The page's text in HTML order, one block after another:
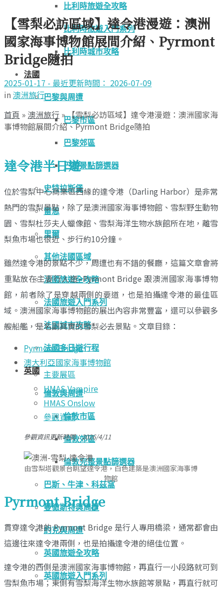
比利時旅遊全攻略
比利時旅遊入門系列
比利時城市攻略
法國
巴黎與周遭
巴黎市區
巴黎郊區
巴黎景點篩選器
史特拉斯堡
雷恩
里爾
其他法國區域
法國旅遊全攻略
法國旅遊入門系列
法國城市攻略
法國多日遊行程
英國
倫敦與周遭
倫敦市區
倫敦郊區
倫敦完整景點篩選器
巴斯、牛津、科茲窩
曼徹斯特與周遭
約克與周遭
英國旅遊全攻略
英國旅遊入門系列
【雪梨必訪區域】達令港漫遊：澳洲
國家海事博物館展間介紹、Pyrmont
Bridge隨拍
2025-01-17 - 最近更新時間： 2026-07-09
in 澳洲旅行
首頁 » 澳洲旅行 »【雪梨必訪區域】達令港漫遊：澳洲國家海
事博物館展間介紹、Pyrmont Bridge隨拍
達令港半日遊
位於雪梨中心商業區西緣的達令港（Darling Harbor）是非常
熱門的雪梨景點，除了是澳洲國家海事博物館、雪梨野生動物
園、雪梨杜莎夫人蠟像館、雪梨海洋生物水族館所在地，離雪
梨魚市場也很近、步行約10分鐘。
雖然達令港的景點不少，周遭也有不錯的餐廳，這篇文章會將
重點放在主要行人道–Pyrmont Bridge 跟澳洲國家海事博物
館，前者除了是穿越兩側的要道，也是拍攝達令港的最佳區
域。澳洲國家海事博物館的展出內容非常豐富，還可以參觀多
艘船艦，是名副其實的雪梨必去景點。文章目錄：
Pyrmont Bridge
澳大利亞國家海事博物館
主要展區
HMAS Vampire
HMAS Onslow
參觀資訊
參觀資訊更新時間：2026/4/11
由雪梨塔觀景台眺望達令港，白色建築是澳洲國家海事博
物館
Pyrmont Bridge
貫穿達令港的 Pyrmont Bridge 是行人專用橋梁，通常都會由
這邊往來達令港兩側，也是拍攝達令港的絕佳位置。
達令港的西側是澳洲國家海事博物館，再直行一小段路就可到
雪梨魚市場；東側有雪梨海洋生物水族館等景點，再直行就可